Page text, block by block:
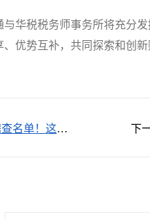
华税税务师事务所将充分
优势互补，共同探索和创
名单！这样
下